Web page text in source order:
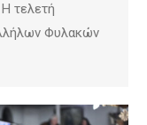
τελετή
Φυλακών